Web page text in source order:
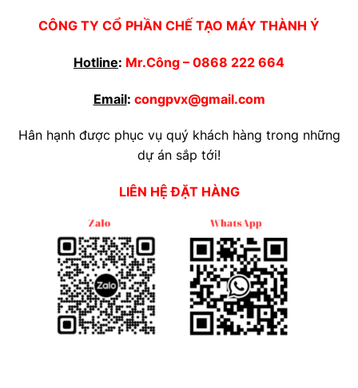
CÔNG TY CỔ PHẦN CHẾ TẠO MÁY THÀNH Ý
Hotline: Mr.Công – 0868 222 664
Email: congpvx@gmail.com
Hân hạnh được phục vụ quý khách hàng trong những
dự án sắp tới!
LIÊN HỆ ĐẶT HÀNG